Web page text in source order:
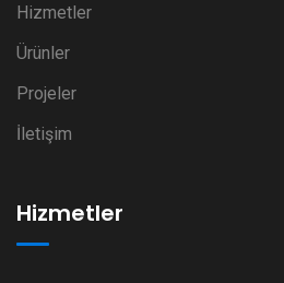
Hizmetler
Ürünler
Projeler
İletişim
Hizmetler